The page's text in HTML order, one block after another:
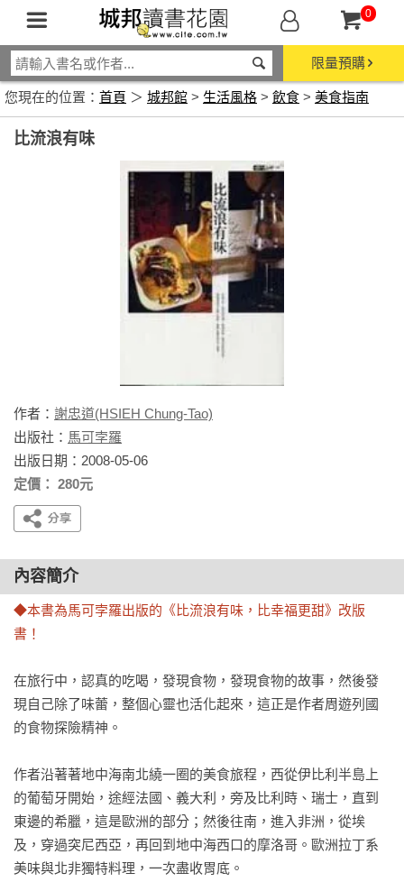
0
限量預購
您現在的位置： 首頁 ＞ 城邦館 > 生活風格 > 飲食 > 美食指南
比流浪有味
作者： 謝忠道(HSIEH Chung-Tao)
出版社： 馬可孛羅
出版日期：2008-05-06
定價： 280元
內容簡介
◆本書為馬可孛羅出版的《比流浪有味，比幸福更甜》改版
書！
在旅行中，認真的吃喝，發現食物，發現食物的故事，然後發
現自己除了味蕾，整個心靈也活化起來，這正是作者周遊列國
的食物探險精神。
作者沿著著地中海南北繞一圈的美食旅程，西從伊比利半島上
的葡萄牙開始，途經法國、義大利，旁及比利時、瑞士，直到
東邊的希臘，這是歐洲的部分；然後往南，進入非洲，從埃
及，穿過突尼西亞，再回到地中海西口的摩洛哥。歐洲拉丁系
美味與北非獨特料理，一次盡收胃底。